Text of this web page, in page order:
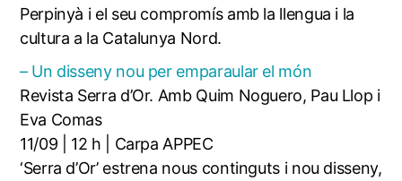
Perpinyà i el seu compromís amb la llengua i la
cultura a la Catalunya Nord.
– Un disseny nou per emparaular el món
Revista Serra d’Or. Amb Quim Noguero, Pau Llop i
Eva Comas
11/09 | 12 h | Carpa APPEC
‘Serra d’Or’ estrena nous continguts i nou disseny,